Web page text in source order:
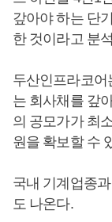
갚아야 하는 단
한 것이라고 분
두산인프라코어
는 회사채를 갚
의 공모가가 최
원을 확보할 수
국내 기계업종
도 나온다.